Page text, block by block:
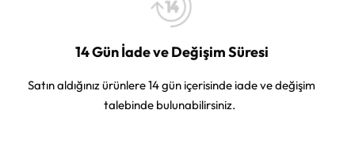
14 Gün İade ve Değişim Süresi
Satın aldığınız ürünlere 14 gün içerisinde iade ve değişim
talebinde bulunabilirsiniz.